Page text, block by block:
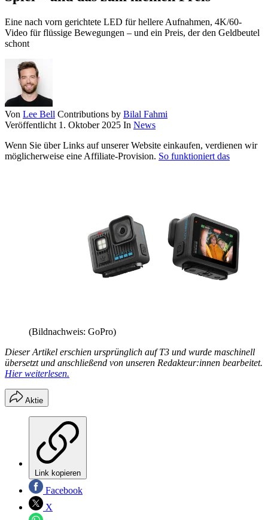
Eine nach vorn gerichtete LED für hellere Aufnahmen, 4K/60-
Video für flüssige Bewegungen – und ein Preis, der den Geldbeutel
schont
Von Lee Bell Contributions by Bilal Fahmi
Veröffentlicht 1. Oktober 2025 In News
Wenn Sie über Links auf unserer Website einkaufen, verdienen wir
möglicherweise eine Affiliate-Provision. So funktioniert das
(Bildnachweis: GoPro)
Dieser Artikel erschien ursprünglich auf T3 und wurde maschinell
übersetzt und anschließend von unseren Redakteur:innen bearbeitet.
Hier weiterlesen.
Aktie
Link kopieren
Facebook
X